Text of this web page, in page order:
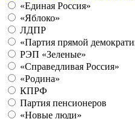
«Единая Россия»
«Яблоко»
ЛДПР
«Партия прямой
РЭП «Зеленые»
«Справедливая Россия»
«Родина»
КПРФ
Партия пенсионеров
«Новые люди»